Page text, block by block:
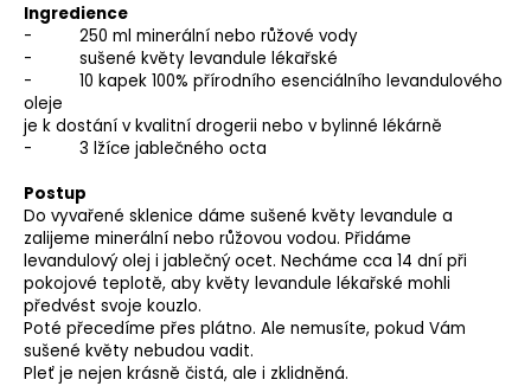
Ingredience
- 250 ml minerální nebo růžové vody
- sušené květy levandule lékařské
- 10 kapek 100% přírodního esenciálního levandulového
oleje
je k dostání v kvalitní drogerii nebo v bylinné lékárně
- 3 lžíce jablečného octa
Postup
Do vyvařené sklenice dáme sušené květy levandule a
zalijeme minerální nebo růžovou vodou. Přidáme
levandulový olej i jablečný ocet. Necháme cca 14 dní při
pokojové teplotě, aby květy levandule lékařské mohli
předvést svoje kouzlo.
Poté přecedíme přes plátno. Ale nemusíte, pokud Vám
sušené květy nebudou vadit.
Pleť je nejen krásně čistá, ale i zklidněná.
b
u
j
e
t
e
n
a
j
í
t
?